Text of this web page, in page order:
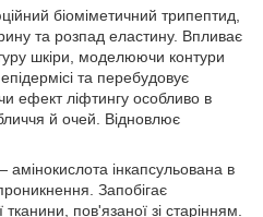
біоміметичний трипептид,
та розпад еластину. Впливає
шкіри, моделюючи контури
та перебудовує
ефект ліфтингу особливо в
й очей. Відновлює
інкапсульована в
Запобігає
пов'язаної зі старінням.